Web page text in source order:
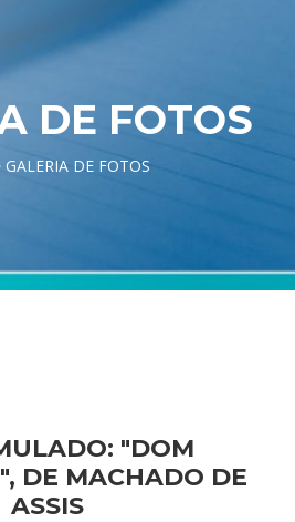
DE FOTOS
GALERIA DE FOTOS
"DOM
DE MACHADO DE
ASSIS